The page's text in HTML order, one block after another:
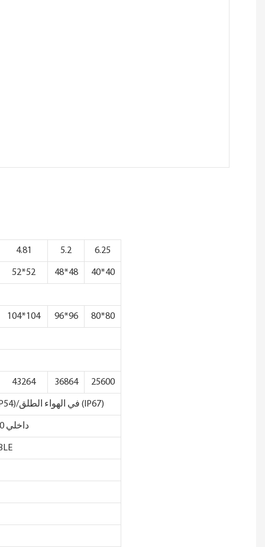
4.81 5.2 6.25
52*52 48*48 40*40
104*104 96*96 80*80
43264 36864 25600
داخلي (IP54)/في الهواء الطلق (IP67)
داخلي 1300/في الهواء الطلق3000